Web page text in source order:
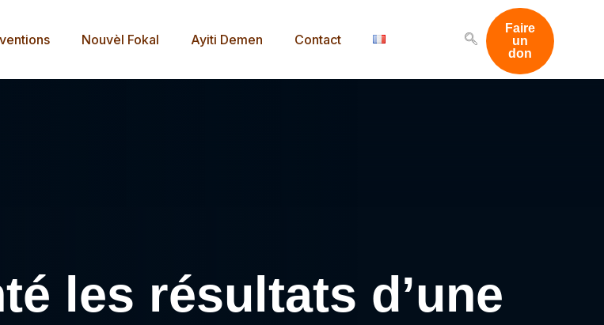
Nouvèl Fokal Ayiti Demen Contact
Faire
un
don
les résultats d’une